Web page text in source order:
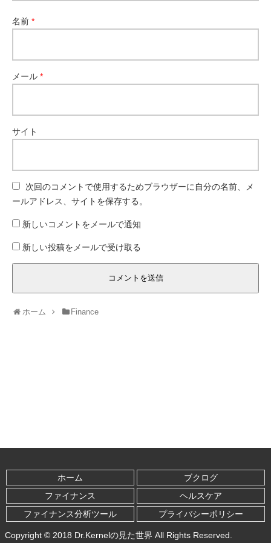
名前 *
メール *
サイト
次回のコメントで使用するためブラウザーに自分の名前、メ
ールアドレス、サイトを保存する。
新しいコメントをメールで通知
新しい投稿をメールで受け取る
ホーム Finance
ホーム
ブクログ
ファイナンス
ヘルスケア
ファイナンス分析ツール
プライバシーポリシー
Copyright © 2018 Dr.Kernelの見た世界 All Rights Reserved.